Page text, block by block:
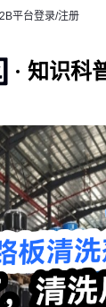
平台登录/注册
知识科